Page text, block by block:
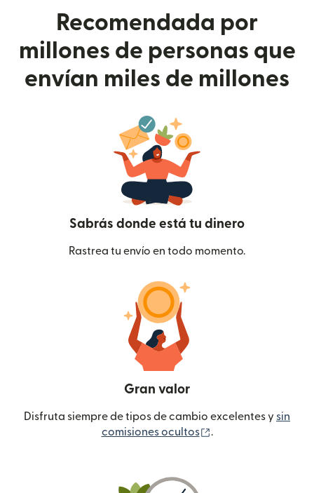
Recomendada por
millones de personas que
envían miles de millones
Sabrás donde está tu dinero
Rastrea tu envío en todo momento.
Gran valor
Disfruta siempre de tipos de cambio excelentes y sin
comisiones ocultos
.